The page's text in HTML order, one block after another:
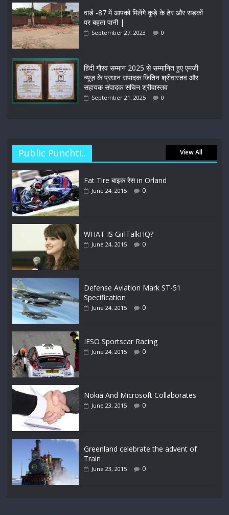
वार्ड -87 में आपको मिलेंगे कूड़े के ढेर और सड़कों
पर बहता पानी |
September 27, 2023 0
हिंदी गौरव सम्मान 2025 से सम्मानित हुए एमजी
न्यूज़ के प्रधान संपादक जितिन श्रीवास्तव और
सहायक संपादक सचिन श्रीवास्तव
September 21, 2025 0
Public Punchti.. View All
Fat Tire बाइक रेस in Orland
June 24, 2015 0
WHAT IS GirlTalkHQ?
June 24, 2015 0
Defense Aviation Mark ST-51
Specification
June 24, 2015 0
IESO Sportscar Racing
June 24, 2015 0
Nokia And Microsoft Collaborates
June 23, 2015 0
Greenland celebrate the advent of
Train
June 23, 2015 0